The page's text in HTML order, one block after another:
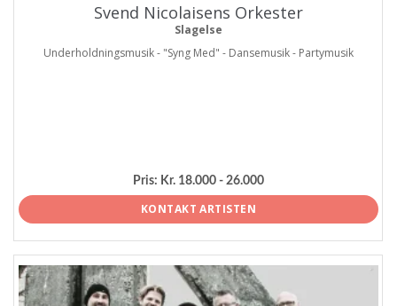
Svend Nicolaisens Orkester
Slagelse
Underholdningsmusik - "Syng Med" - Dansemusik - Partymusik
Pris: Kr. 18.000 - 26.000
KONTAKT ARTISTEN